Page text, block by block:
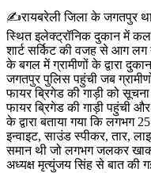
✍️रायबरेली जिला के जगतपुर
स्थित इलेक्ट्रॉनिक दुकान में
शार्ट सर्किट की वजह से आग
के बगल में ग्रामीणों के द्वारा
जगतपुर पुलिस पहुंची जब
फायर ब्रिगेड की गाड़ी को
फायरब्रिगेड की गाड़ी पहुंची
के द्वारा बताया गया कि
इन्वाइट, साउंड स्पीकर, तार,
समान थी जो लगभग जलकर खाक
अध्यक्ष मृत्युंजय सिंह से बात की